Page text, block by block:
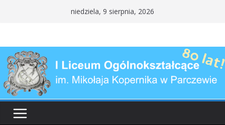
niedziela, 9 sierpnia, 2026